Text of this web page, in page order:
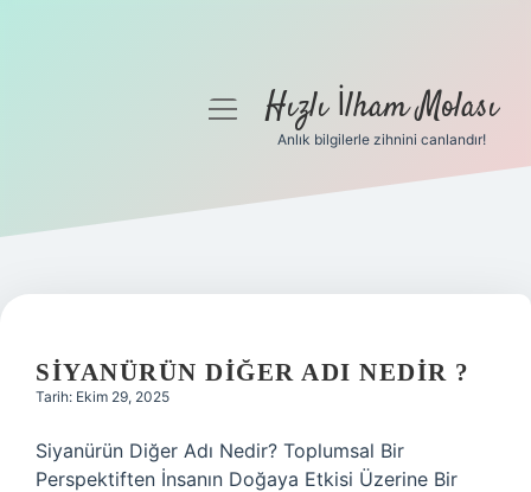
Gizlilik Politikası
Yasal Uyarı
menüyüHızlı İlham Molası
Anlık bilgilerle zihnini canlandır!
SIYANÜRÜN DIĞER ADI NEDIR ?
Tarih: Ekim 29, 2025
Siyanürün Diğer Adı Nedir? Toplumsal Bir
Perspektiften İnsanın Doğaya Etkisi Üzerine Bir